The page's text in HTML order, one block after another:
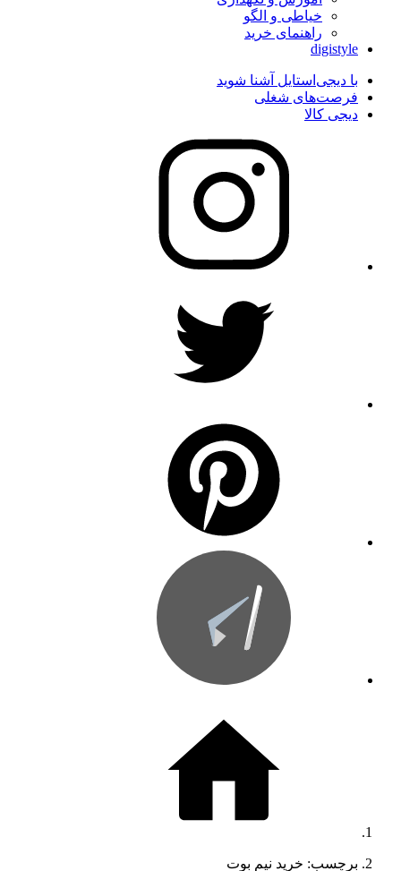
خیاطی و الگو
راهنمای خرید
digistyle
با دیجی‌استایل آشنا شوید
فرصت‌های شغلی
دیجی کالا
برچسب: خرید نیم بوت